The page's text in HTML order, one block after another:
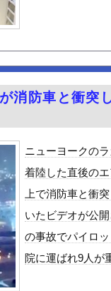
のボーカルさん、客席ダ
ガチで東北最強へｗｗｗ
でしまう
道路が寸断 宿泊客や登
を堪能する旅行に行きたい
催中www
【GIF動画あり】
からの呼び出し！水晶宮大
ドマップ教えてくれ
がエロ過ぎる！人生最後の
の炊飯器で草 ほか
表される
消防車と衝突
ニューヨークの
着陸した直後の
上で消防車と衝
いたビデオが公
の事故でパイロ
院に運ばれ9人が